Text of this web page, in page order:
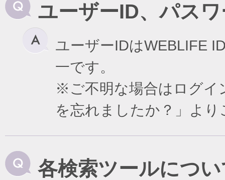
ユーザーID、パス
ユーザーIDはWEBLIFE
一です。
※ご不明な場合はログイ
を忘れましたか？」よ
各検索ツールにつ